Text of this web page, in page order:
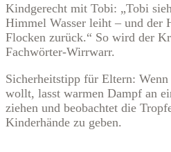
Kindgerecht mit Tobi: „Tobi
Himmel Wasser leiht – und der
Flocken zurück.“ So wird der
Fachwörter-Wirrwarr.
Sicherheitstipp für Eltern:
wollt, lasst warmen Dampf an
ziehen und beobachtet die
Kinderhände zu geben.